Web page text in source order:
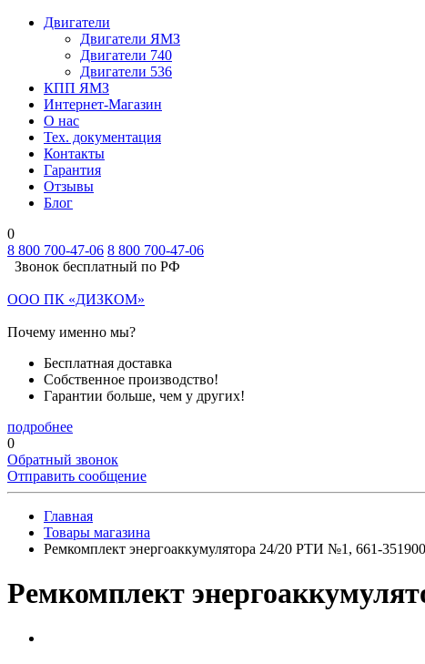
Двигатели
Двигатели ЯМЗ
Двигатели 740
Двигатели 536
КПП ЯМЗ
Интернет-Магазин
О нас
Тех. документация
Контакты
Гарантия
Отзывы
Блог
0
8 800 700-47-06 8 800 700-47-06
Звонок бесплатный по РФ
ООО ПК «ДИЗКОМ»
Почему именно мы?
Бесплатная доставка
Собственное производство!
Гарантии больше, чем у других!
подробнее
0
Обратный звонок
Отправить сообщение
Главная
Товары магазина
Ремкомплект энергоаккумулятора 24/20 РТИ №1, 661-
Ремкомплект